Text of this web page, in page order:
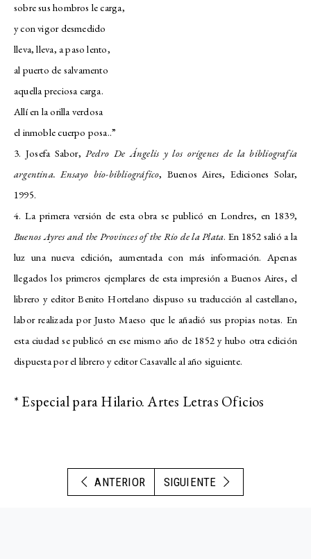
sobre sus hombros le carga,
y con vigor desmedido
lleva, lleva, a paso lento,
al puerto de salvamento
aquella preciosa carga.
Allí en la orilla verdosa
el inmoble cuerpo posa..”
3. Josefa Sabor,Pedro De Ángelis y los orígenes de la bibliografía
argentina. Ensayo bio-bibliográfico, Buenos Aires, Ediciones Solar,
1995.
4. La primera versión de esta obra se publicó en Londres, en 1839,
Buenos Ayres and the Provinces of the Rio de la Plata. En 1852 salió a la
luz una nueva edición, aumentada con más información. Apenas
llegados los primeros ejemplares de esta impresión a Buenos Aires, el
librero y editor Benito Hortelano dispuso su traducción al castellano,
labor realizada por Justo Maeso que le añadió sus propias notas. En
esta ciudad se publicó en ese mismo año de 1852 y hubo otra edición
dispuesta por el librero y editor Casavalle al año siguiente.
* Especial para Hilario. Artes Letras Oficios
ANTERIOR SIGUIENTE